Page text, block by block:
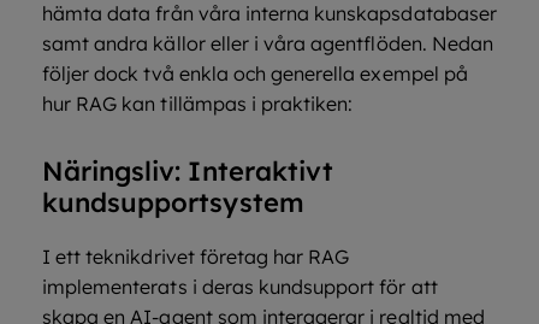
hämta data från våra interna kunskapsdatabaser
samt andra källor eller i våra agentflöden. Nedan
följer dock två enkla och generella exempel på
hur RAG kan tillämpas i praktiken:
Näringsliv: Interaktivt
kundsupportsystem
I ett teknikdrivet företag har RAG
implementerats i deras kundsupport för att
skapa en AI-agent som interagerar i realtid med